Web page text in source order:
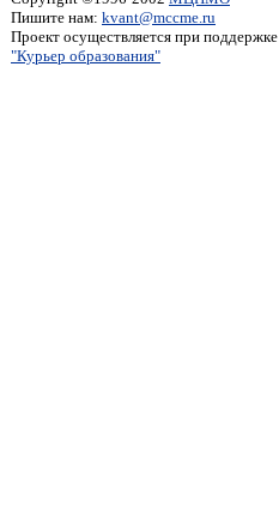
Пишите нам: kvant@mccme.ru
Проект осуществляется при поддержке
"Курьер образования"